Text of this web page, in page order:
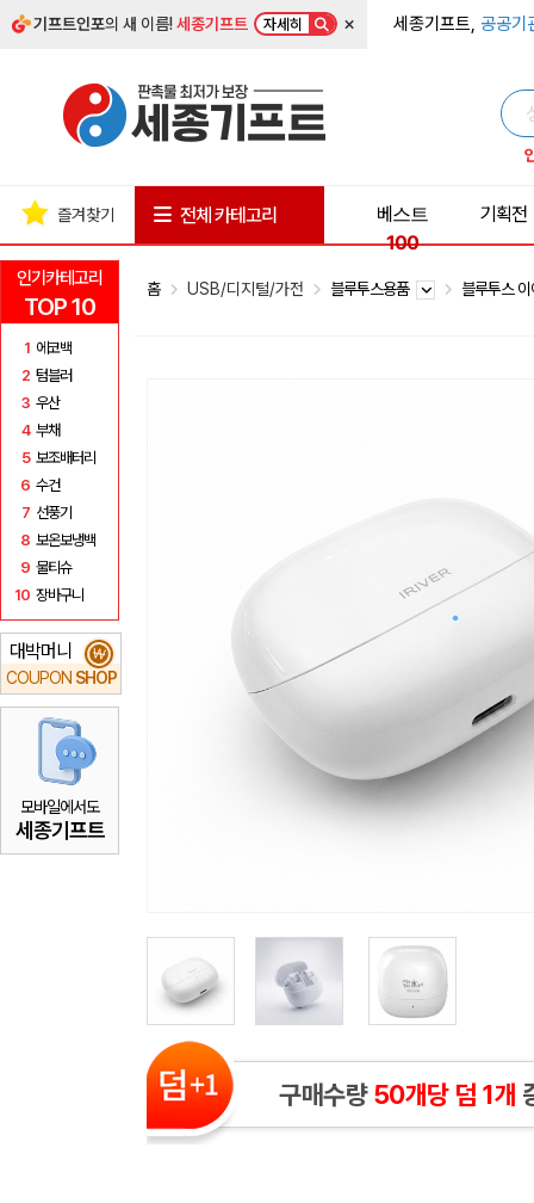
기프트인포의 새 이름!세종기프트 자세히 × 세종기프트, 공공기
인기카테고리
TOP 10
1 에코백
2 텀블러
3 우산
4 부채
5 보조배터리
6 수건
7 선풍기
8 보온보냉백
9 물티슈
10 장바구니
대박머니
COUPON SHOP
₩
모바일에서도
세종기프트
즐겨찾기 전체 카테고리
베스트
100
기획전
홈 USB/디지털/가전 블루투스용품 블루투스
구매수량50개당 덤 1개